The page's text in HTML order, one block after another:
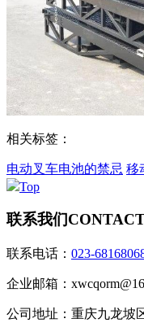
相关标签：
电动叉车电池的禁忌 移
Top
联系我们
联系电话： 023-
企业邮箱：
公司地址：重庆九龙坡